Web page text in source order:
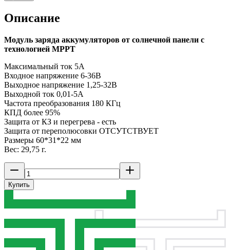
Описание
Модуль заряда аккумуляторов от солнечной панели с
технологией MPPT
Максимальный ток 5А
Входное напряжение 6-36В
Выходное напряжение 1,25-32В
Выходной ток 0,01-5А
Частота преобразования 180 КГц
КПД более 95%
Защита от КЗ и перегрева - есть
Защита от переполюсовки ОТСУТСТВУЕТ
Размеры 60*31*22 мм
Вес: 29,75 г.
Купить